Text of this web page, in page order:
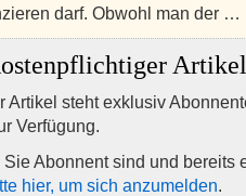
darf. Obwohl man der …
Artikel
Artikel steht exklusiv
Verfügung.
Sie Abonnent sind und bereits
hier, um sich anzumelden.